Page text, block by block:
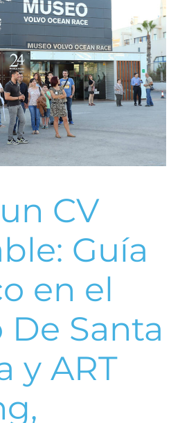
CV
Guía
en el
De Santa
y ART